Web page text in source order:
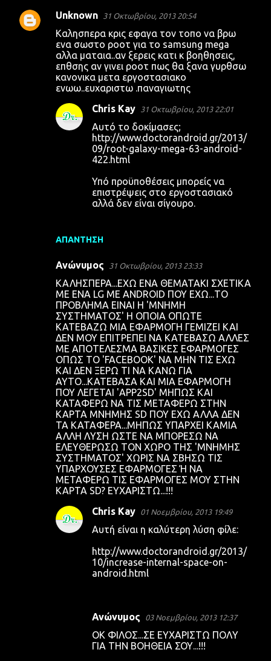
Unknown 31 Οκτωβρίου, 2013 20:54
Καλησπερα κρις εφαγα τον τοπο να βρω
ενα σωστο ροοτ για το samsung mega
αλλα ματαια..αν ξερεις κατι κ βοηθησεις,
επθσης αν γινει ροοτ πως θα ξανα γυρθσω
κανονικα μετα εργοστασιακο
ενωω..ευχαριστω .παναγιωτης
ΑΠΆΝΤΗΣΗ
Chris Kay 31 Οκτωβρίου, 2013 22:01
Αυτό το δοκίμασες;
http://www.doctorandroid.gr/2013/
09/root-galaxy-mega-63-android-
422.html
Υπό προϋποθέσεις μπορείς να
επιστρέψεις στο εργοστασιακό
αλλά δεν είναι σίγουρο.
Ανώνυμος 31 Οκτωβρίου, 2013 23:33
ΚΑΛΗΣΠΕΡΑ...ΕΧΩ ΕΝΑ ΘΕΜΑΤΑΚΙ ΣΧΕΤΙΚΑ
ΜΕ ΕΝΑ LG ΜΕ ANDROID ΠΟΥ ΕΧΩ...ΤΟ
ΠΡΟΒΛΗΜΑ ΕΙΝΑΙ Η 'ΜΝΗΜΗ
ΣΥΣΤΗΜΑΤΟΣ' Η ΟΠΟΙΑ ΟΠΩΤΕ
ΚΑΤΕΒΑΖΩ ΜΙΑ ΕΦΑΡΜΟΓΗ ΓΕΜΙΖΕΙ ΚΑΙ
ΔΕΝ ΜΟΥ ΕΠΙΤΡΕΠΕΙ ΝΑ ΚΑΤΕΒΑΣΩ ΑΛΛΕΣ
ΜΕ ΑΠΟΤΕΛΕΣΜΑ ΒΑΣΙΚΕΣ ΕΦΑΡΜΟΓΕΣ
ΟΠΩΣ ΤΟ 'FACEBOOK' ΝΑ ΜΗΝ ΤΙΣ ΕΧΩ
ΚΑΙ ΔΕΝ ΞΕΡΩ ΤΙ ΝΑ ΚΑΝΩ ΓΙΑ
ΑΥΤΟ...ΚΑΤΕΒΑΣΑ ΚΑΙ ΜΙΑ ΕΦΑΡΜΟΓΗ
ΠΟΥ ΛΕΓΕΤΑΙ 'APP2SD' ΜΗΠΩΣ ΚΑΙ
ΚΑΤΑΦΕΡΩ ΝΑ ΤΙΣ ΜΕΤΑΦΕΡΩ ΣΤΗΝ
ΚΑΡΤΑ ΜΝΗΜΗΣ SD ΠΟΥ ΕΧΩ ΑΛΛΑ ΔΕΝ
ΤΑ ΚΑΤΑΦΕΡΑ...ΜΗΠΩΣ ΥΠΑΡΧΕΙ ΚΑΜΙΑ
ΑΛΛΗ ΛΥΣΗ ΩΣΤΕ ΝΑ ΜΠΟΡΕΣΩ ΝΑ
ΕΛΕΥΘΕΡΩΣΩ ΤΟΝ ΧΩΡΟ ΤΗΣ 'ΜΝΗΜΗΣ
ΣΥΣΤΗΜΑΤΟΣ' ΧΩΡΙΣ ΝΑ ΣΒΗΣΩ ΤΙΣ
ΥΠΑΡΧΟΥΣΕΣ ΕΦΑΡΜΟΓΕΣ Ή ΝΑ
ΜΕΤΑΦΕΡΩ ΤΙΣ ΕΦΑΡΜΟΓΕΣ ΜΟΥ ΣΤΗΝ
ΚΑΡΤΑ SD? ΕΥΧΑΡΙΣΤΩ...!!!
Chris Kay
01 Νοεμβρίου, 2013 19:49
Αυτή είναι η καλύτερη λύση φίλε:
http://www.doctorandroid.gr/2013/
10/increase-internal-space-on-
android.html
Ανώνυμος 03 Νοεμβρίου, 2013 12:37
ΟΚ ΦΙΛΟΣ...ΣΕ ΕΥΧΑΡΙΣΤΩ ΠΟΛΥ
ΓΙΑ ΤΗΝ ΒΟΗΘΕΙΑ ΣΟΥ...!!!